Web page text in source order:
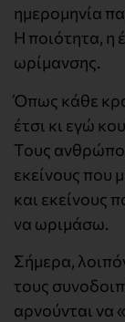
ημερομηνία
Η ποιότητα, η
ωρίμανσης.
Όπως κάθε
έτσι κι εγώ
Τους
εκείνους που
και εκείνους
να ωριμάσω.
Σήμερα,
τους
αρνούνται να